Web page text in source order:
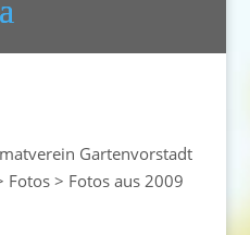
Gartenvorstadt
Fotos> Fotos aus 2009